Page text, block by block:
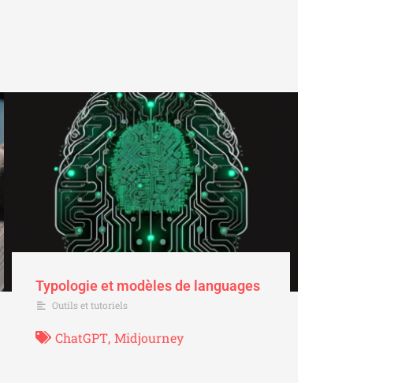
Typologie et modèles de languages
Outils et tutoriels
ChatGPT, Midjourney